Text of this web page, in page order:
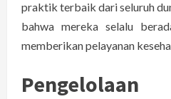
praktik terbaik dari seluruh
bahwa mereka selalu
memberikan pelayanan